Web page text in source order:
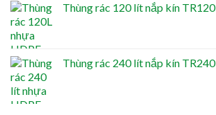
Thùng rác 120 lít nắp kín TR120
Thùng rác 240 lít nắp kín TR240